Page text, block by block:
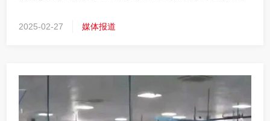
2025-02-27 媒体报道